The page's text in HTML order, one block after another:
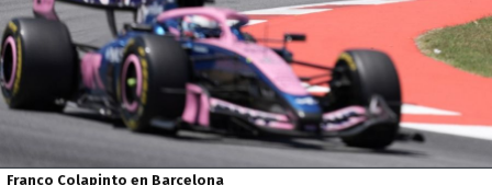
Franco Colapinto en Barcelona